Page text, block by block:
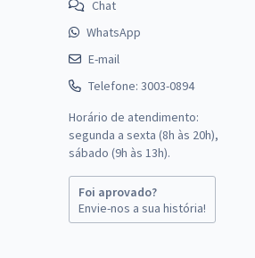
Chat
WhatsApp
E-mail
Telefone: 3003-0894
Horário de atendimento:
segunda a sexta (8h às 20h),
sábado (9h às 13h).
Foi aprovado?
Envie-nos a sua história!